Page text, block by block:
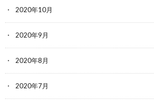
2020年10月
2020年9月
2020年8月
2020年7月